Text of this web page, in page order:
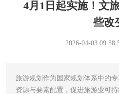
4月1日起实施！文
些改
2026-04-03
旅游规划作为国家规划体系中的
资源与要素配置，促进旅游业可